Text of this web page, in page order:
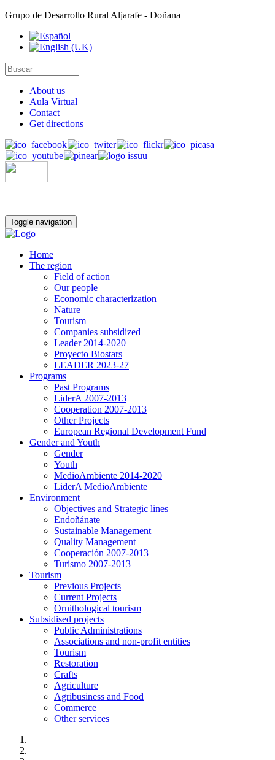
Grupo de Desarrollo Rural Aljarafe - Doñana
About us
Aula Virtual
Contact
Get directions
Toggle navigation
Home
The region
Field of action
Our people
Economic characterization
Nature
Tourism
Companies subsidized
Leader 2014-2020
Proyecto Biostars
LEADER 2023-27
Programs
Past Programs
LiderA 2007-2013
Cooperation 2007-2013
Other Projects
European Regional Development Fund
Gender and Youth
Gender
Youth
MedioAmbiente 2014-2020
LiderA MedioAmbiente
Environment
Objectives and Strategic lines
Endoñánate
Sustainable Management
Quality Management
Cooperación 2007-2013
Turismo 2007-2013
Tourism
Previous Projects
Current Projects
Ornithological tourism
Subsidised projects
Public Administrations
Associations and non-profit entities
Tourism
Restoration
Crafts
Agriculture
Agribusiness and Food
Commerce
Other services